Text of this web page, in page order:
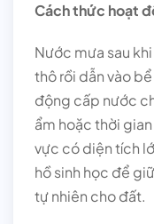
Cách thức hoạt
Nước mưa sau
thô rồi dẫn vào
động cấp nước
ẩm hoặc thời
vực có diện tích
hồ sinh học để
tự nhiên cho đất.